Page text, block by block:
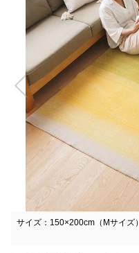
サイズ：150×200cm（Mサイズ）